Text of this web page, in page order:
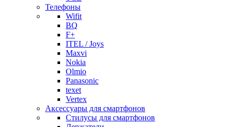
Телефоны
Wifit
BQ
F+
ITEL / Joys
Maxvi
Nokia
Olmio
Panasonic
texet
Vertex
Аксессуары для смартфонов
Стилусы для смартфонов